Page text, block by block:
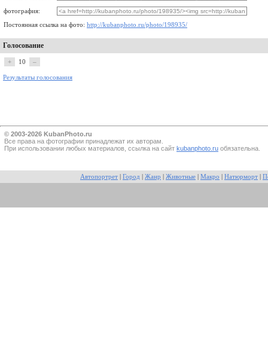
фотография:
Постоянная ссылка на фото: http://kubanphoto.ru/photo/198935/
Голосование
+ 10 –
Результаты голосования
© 2003-2026 KubanPhoto.ru
Все прaва на фотографии принадлежат их авторам.
При использовании любых материалов, ссылка на сайт kubanphoto.ru обязательна.
Автопортрет Город Жанр Животные Макро Натюрморт